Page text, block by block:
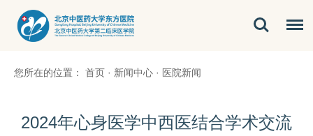
您所在的位置： 首页 · 新闻中心 · 医院新闻
2024年心身医学中西医结合学术交流